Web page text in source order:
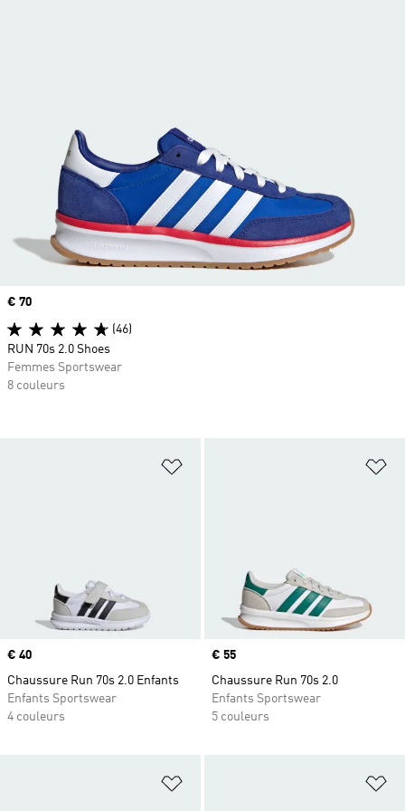
Ajouter à la Liste de produits
Prix
€ 40
Chaussure Run 70s 2.0 Enfants
Enfants Sportswear
4 couleurs
Prix
€ 55
Chaussure Run 70s 2.0
Enfants Sportswear
5 couleurs
Ajouter à la Liste de produits
Prix
€ 70
(46)
RUN 70s 2.0 Shoes
Femmes Sportswear
8 couleurs